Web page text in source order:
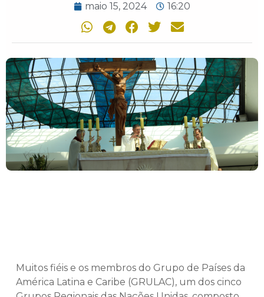
maio 15, 2024 16:20
Muitos fiéis e os membros do Grupo de Países da
América Latina e Caribe (GRULAC), um dos cinco